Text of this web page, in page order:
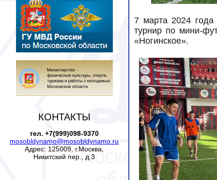
КОНТАКТЫ
тел. +7(999)098-9370
mosobldynamo@mosobldynamo.ru
Адрес: 125009, г.Москва,
Никитский пер., д.3
7 марта 2024 года
турнир по мини-
«Ногинское».